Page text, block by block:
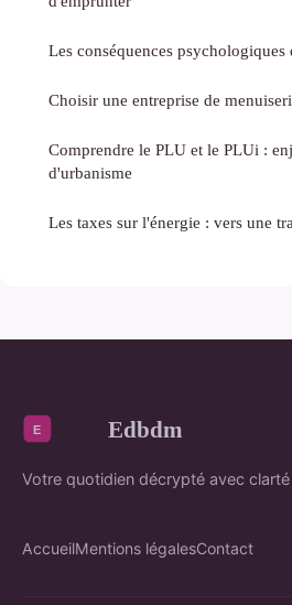
Les conséquences psychologiques
Choisir une entreprise de
Comprendre le PLU et le PLUi :
d'urbanisme
Les taxes sur l'énergie : vers une
Edbdm
Votre quotidien décrypté avec
AccueilMentions légalesContact